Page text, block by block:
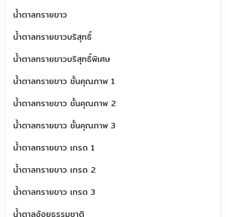
น้ำตาลทรายขาว
น้ำตาลทรายขาวบริสุทธิ์
น้ำตาลทรายขาวบริสุทธิ์พิเศษ
น้ำตาลทรายขาว ชั้นคุณภาพ 1
น้ำตาลทรายขาว ชั้นคุณภาพ 2
น้ำตาลทรายขาว ชั้นคุณภาพ 3
น้ำตาลทรายขาว เกรด 1
น้ำตาลทรายขาว เกรด 2
น้ำตาลทรายขาว เกรด 3
น้ำตาลอ้อยธรรมชาติ